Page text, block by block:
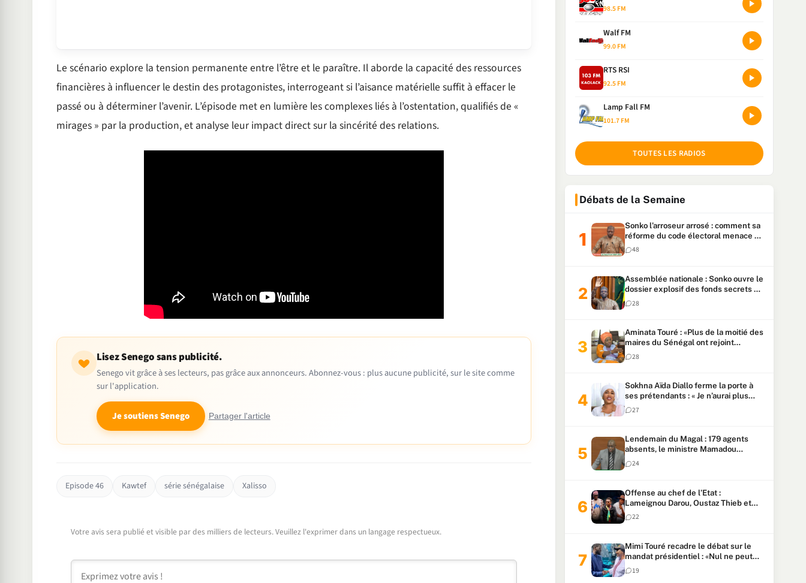
Le scénario explore la tension permanente entre l’être et le paraître. Il aborde la capacité des ressources
financières à influencer le destin des protagonistes, interrogeant si l’aisance matérielle suffit à effacer le
passé ou à déterminer l’avenir. L’épisode met en lumière les complexes liés à l’ostentation, qualifiés de «
mirages » par la production, et analyse leur impact direct sur la sincérité des relations.
Lisez Senego sans publicité.
Senego vit grâce à ses lecteurs, pas grâce aux annonceurs. Abonnez-vous : plus aucune publicité, sur le site comme
sur l'application.
Je soutiens Senego Partager l'article
Episode 46 Kawtef série sénégalaise Xalisso
Votre avis sera publié et visible par des milliers de lecteurs. Veuillez l'exprimer dans un langage respectueux.
98.5 FM
Walf FM
99.0 FM
RTS RSI
92.5 FM
Lamp Fall FM
101.7 FM
TOUTES LES RADIOS
Débats de la Semaine
Sonko l’arroseur arrosé : comment sa
réforme du code électoral menace sa
candidature
48
Assemblée nationale : Sonko ouvre le
dossier explosif des fonds secrets et
du patrimoine présidentiel
28
Aminata Touré : «Plus de la moitié des
maires du Sénégal ont rejoint
Kiiraay»
28
Sokhna Aïda Diallo ferme la porte à
ses prétendants : « Je n’aurai plus
jamais un autre mari »
27
Lendemain du Magal : 179 agents
absents, le ministre Mamadou
Lamine Dianté exige des explications
24
Offense au chef de l’Etat :
Lameignou Darou, Oustaz Thieb et
Ndiaye Touba lourdement
condamnés
22
Mimi Touré recadre le débat sur le
mandat présidentiel : «Nul ne peut
faire plus de deux mandats
consécutifs de 5 ans»
19